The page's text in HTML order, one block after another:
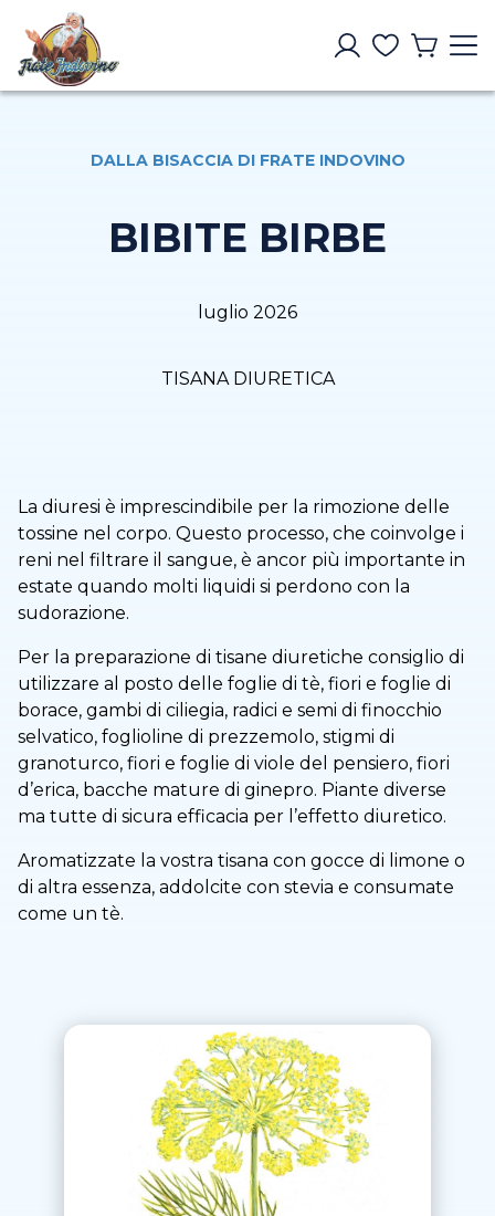
DALLA BISACCIA DI FRATE INDOVINO
BIBITE BIRBE
luglio 2026
TISANA DIURETICA
La diuresi è imprescindibile per la rimozione delle
tossine nel corpo. Questo processo, che coinvolge i
reni nel filtrare il sangue, è ancor più importante in
estate quando molti liquidi si perdono con la
sudorazione.
Per la preparazione di tisane diuretiche consiglio di
utilizzare al posto delle foglie di tè, fiori e foglie di
borace, gambi di ciliegia, radici e semi di finocchio
selvatico, foglioline di prezzemolo, stigmi di
granoturco, fiori e foglie di viole del pensiero, fiori
d’erica, bacche mature di ginepro. Piante diverse
ma tutte di sicura efficacia per l’effetto diuretico.
Aromatizzate la vostra tisana con gocce di limone o
di altra essenza, addolcite con stevia e consumate
come un tè.